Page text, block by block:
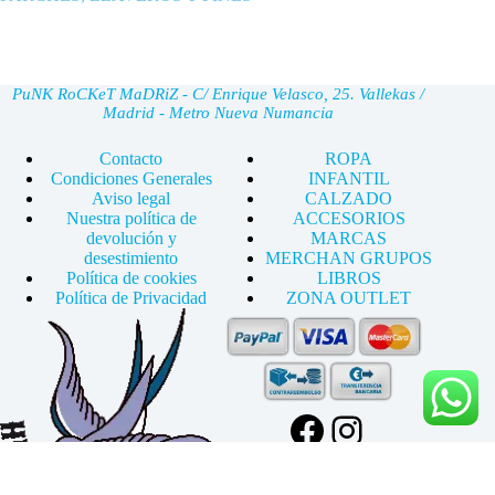
PuNK RoCKeT MaDRiZ - C/ Enrique Velasco, 25. Vallekas /
Madrid - Metro Nueva Numancia
Contacto
Condiciones Generales
Aviso legal
Nuestra política de
devolución y
desestimiento
Política de cookies
Política de Privacidad
ROPA
INFANTIL
CALZADO
ACCESORIOS
MARCAS
MERCHAN GRUPOS
LIBROS
ZONA OUTLET
Facebook
Instagram